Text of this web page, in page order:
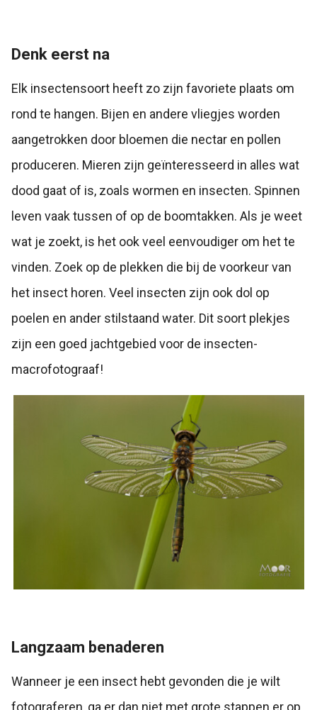
Denk eerst na
Elk insectensoort heeft zo zijn favoriete plaats om
rond te hangen. Bijen en andere vliegjes worden
aangetrokken door bloemen die nectar en pollen
produceren. Mieren zijn geïnteresseerd in alles wat
dood gaat of is, zoals wormen en insecten. Spinnen
leven vaak tussen of op de boomtakken. Als je weet
wat je zoekt, is het ook veel eenvoudiger om het te
vinden. Zoek op de plekken die bij de voorkeur van
het insect horen. Veel insecten zijn ook dol op
poelen en ander stilstaand water. Dit soort plekjes
zijn een goed jachtgebied voor de insecten-
macrofotograaf!
Langzaam benaderen
Wanneer je een insect hebt gevonden die je wilt
fotograferen, ga er dan niet met grote stappen er op